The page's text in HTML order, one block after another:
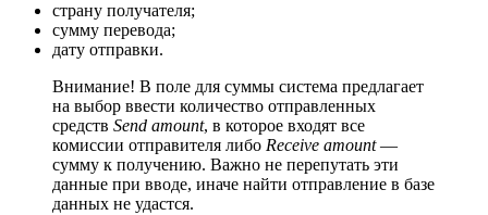
страну получателя;
сумму перевода;
дату отправки.
Внимание! В поле для суммы система предлагает
на выбор ввести количество отправленных
средств Send amount, в которое входят все
комиссии отправителя либо Receive amount—
сумму к получению. Важно не перепутать эти
данные при вводе, иначе найти отправление в базе
данных не удастся.